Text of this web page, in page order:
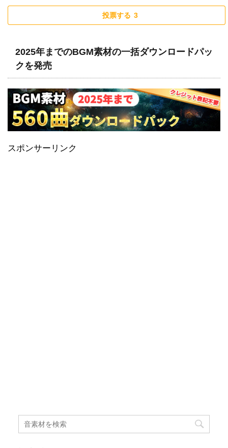
投票する 3
2025年までのBGM素材の一括ダウンロードパッ
クを発売
スポンサーリンク